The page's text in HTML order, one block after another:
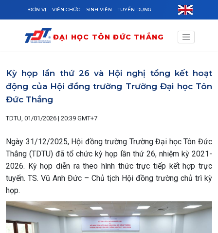
Skip to main content
ĐƠN VỊ VIÊN CHỨC SINH VIÊN TUYỂN DỤNG
ĐẠI HỌC TÔN ĐỨC THẮNG
Kỳ họp lần thứ 26 và Hội nghị tổng kết hoạt
động của Hội đồng trường Trường Đại học Tôn
Đức Thắng
TDTU, 01/01/2026 | 20:39 GMT+7
Ngày 31/12/2025, Hội đồng trường Trường Đại học Tôn Đức
Thắng (TDTU) đã tổ chức kỳ họp lần thứ 26, nhiệm kỳ 2021-
2026. Kỳ họp diễn ra theo hình thức trực tiếp kết hợp trực
tuyến. TS. Vũ Anh Đức – Chủ tịch Hội đồng trường chủ trì kỳ
họp.